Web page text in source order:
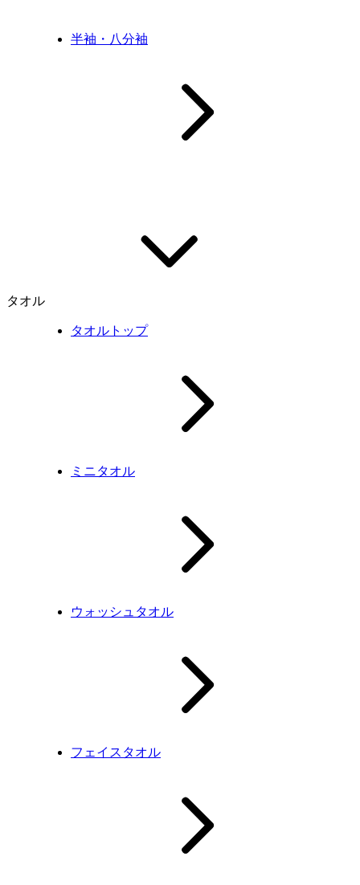
半袖・八分袖
タオル
タオルトップ
ミニタオル
ウォッシュタオル
フェイスタオル